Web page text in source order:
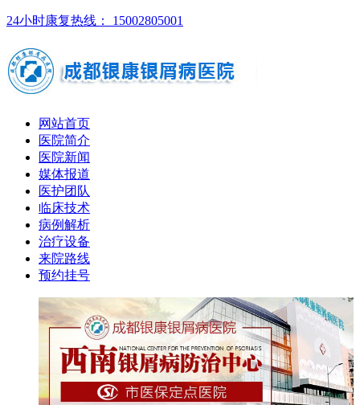
24小时康复热线： 15002805001
网站首页
医院简介
医院新闻
媒体报道
医护团队
临床技术
病例解析
治疗设备
来院路线
预约挂号